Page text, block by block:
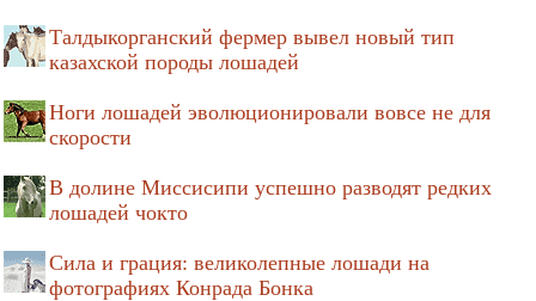
Талдыкорганский фермер вывел новый тип
казахской породы лошадей
Ноги лошадей эволюционировали вовсе не для
скорости
В долине Миссисипи успешно разводят редких
лошадей чокто
Сила и грация: великолепные лошади на
фотографиях Конрада Бонка